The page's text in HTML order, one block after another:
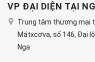
VP ĐẠI DIỆN TẠI
Trung tâm thương mại
Mátxcơva, số 146, Đại
Nga